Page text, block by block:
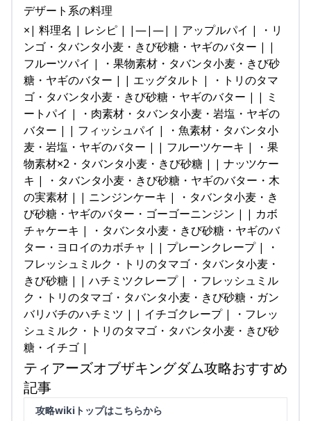
デザート系の料理
×| 料理名 | レシピ | |—|—| | アップルパイ | ・リ
ンゴ・タバンタ小麦・きび砂糖・ヤギのバター | |
フルーツパイ | ・果物素材・タバンタ小麦・きび砂
糖・ヤギのバター | | エッグタルト | ・トリのタマ
ゴ・タバンタ小麦・きび砂糖・ヤギのバター | | ミ
ートパイ | ・肉素材・タバンタ小麦・岩塩・ヤギの
バター | | フィッシュパイ | ・魚素材・タバンタ小
麦・岩塩・ヤギのバター | | フルーツケーキ | ・果
物素材×2・タバンタ小麦・きび砂糖 | | ナッツケー
キ | ・タバンタ小麦・きび砂糖・ヤギのバター・木
の実素材 | | ニンジンケーキ | ・タバンタ小麦・き
び砂糖・ヤギのバター・ゴーゴーニンジン | | カボ
チャケーキ | ・タバンタ小麦・きび砂糖・ヤギのバ
ター・ヨロイのカボチャ | | プレーンクレープ | ・
フレッシュミルク・トリのタマゴ・タバンタ小麦・
きび砂糖 | | ハチミツクレープ | ・フレッシュミル
ク・トリのタマゴ・タバンタ小麦・きび砂糖・ガン
バリバチのハチミツ | | イチゴクレープ | ・フレッ
シュミルク・トリのタマゴ・タバンタ小麦・きび砂
糖・イチゴ |
ティアーズオブザキングダム攻略おすすめ
記事
攻略wikiトップはこちらから